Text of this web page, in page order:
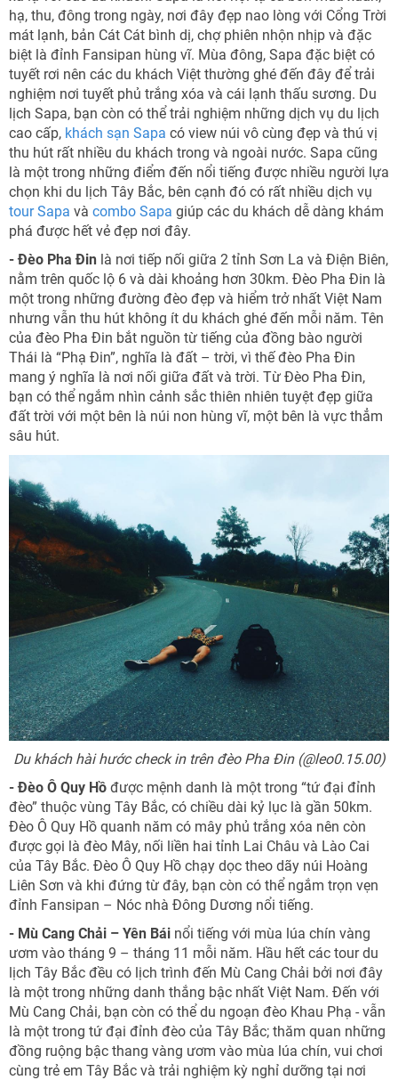
hạ, thu, đông trong ngày, nơi đây đẹp nao lòng với Cổng Trời
mát lạnh, bản Cát Cát bình dị, chợ phiên nhộn nhịp và đặc
biệt là đỉnh Fansipan hùng vĩ. Mùa đông, Sapa đặc biệt có
tuyết rơi nên các du khách Việt thường ghé đến đây để trải
nghiệm nơi tuyết phủ trắng xóa và cái lạnh thấu sương. Du
lịch Sapa, bạn còn có thể trải nghiệm những dịch vụ du lịch
cao cấp, khách sạn Sapa có view núi vô cùng đẹp và thú vị
thu hút rất nhiều du khách trong và ngoài nước. Sapa cũng
là một trong những điểm đến nổi tiếng được nhiều người lựa
chọn khi du lịch Tây Bắc, bên cạnh đó có rất nhiều dịch vụ
tour Sapa và combo Sapa giúp các du khách dễ dàng khám
phá được hết vẻ đẹp nơi đây.
- Đèo Pha Đin là nơi tiếp nối giữa 2 tỉnh Sơn La và Điện Biên,
nằm trên quốc lộ 6 và dài khoảng hơn 30km. Đèo Pha Đin là
một trong những đường đèo đẹp và hiểm trở nhất Việt Nam
nhưng vẫn thu hút không ít du khách ghé đến mỗi năm. Tên
của đèo Pha Đin bắt nguồn từ tiếng của đồng bào người
Thái là “Phạ Đin”, nghĩa là đất – trời, vì thế đèo Pha Đin
mang ý nghĩa là nơi nối giữa đất và trời. Từ Đèo Pha Đin,
bạn có thể ngắm nhìn cảnh sắc thiên nhiên tuyệt đẹp giữa
đất trời với một bên là núi non hùng vĩ, một bên là vực thẳm
sâu hút.
Du khách hài hước check in trên đèo Pha Đin (@leo0.15.00)
- Đèo Ô Quy Hồ được mệnh danh là một trong “tứ đại đỉnh
đèo” thuộc vùng Tây Bắc, có chiều dài kỷ lục là gần 50km.
Đèo Ô Quy Hồ quanh năm có mây phủ trắng xóa nên còn
được gọi là đèo Mây, nối liền hai tỉnh Lai Châu và Lào Cai
của Tây Bắc. Đèo Ô Quy Hồ chạy dọc theo dãy núi Hoàng
Liên Sơn và khi đứng từ đây, bạn còn có thể ngắm trọn vẹn
đỉnh Fansipan – Nóc nhà Đông Dương nổi tiếng.
- Mù Cang Chải – Yên Bái nổi tiếng với mùa lúa chín vàng
ươm vào tháng 9 – tháng 11 mỗi năm. Hầu hết các tour du
lịch Tây Bắc đều có lịch trình đến Mù Cang Chải bởi nơi đây
là một trong những danh thắng bậc nhất Việt Nam. Đến với
Mù Cang Chải, bạn còn có thể du ngoạn đèo Khau Phạ - vẫn
là một trong tứ đại đỉnh đèo của Tây Bắc; thăm quan những
đồng ruộng bậc thang vàng ươm vào mùa lúa chín, vui chơi
cùng trẻ em Tây Bắc và trải nghiệm kỳ nghỉ dưỡng tại nơi